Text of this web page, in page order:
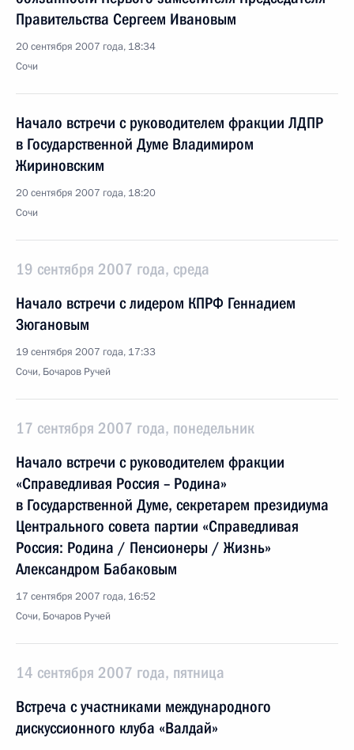
Правительства Сергеем Ивановым
20 сентября 2007 года, 18:34
Сочи
Начало встречи с руководителем фракции ЛДПР
в Государственной Думе Владимиром
Жириновским
20 сентября 2007 года, 18:20
Сочи
19 сентября 2007 года, среда
Начало встречи с лидером КПРФ Геннадием
Зюгановым
19 сентября 2007 года, 17:33
Сочи, Бочаров Ручей
17 сентября 2007 года, понедельник
Начало встречи с руководителем фракции
«Справедливая Россия – Родина»
в Государственной Думе, секретарем президиума
Центрального совета партии «Справедливая
Россия: Родина / Пенсионеры / Жизнь»
Александром Бабаковым
17 сентября 2007 года, 16:52
Сочи, Бочаров Ручей
14 сентября 2007 года, пятница
Встреча с участниками международного
дискуссионного клуба «Валдай»